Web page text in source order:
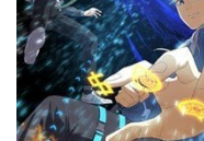
Vô Sỉ
Điềm Đạm